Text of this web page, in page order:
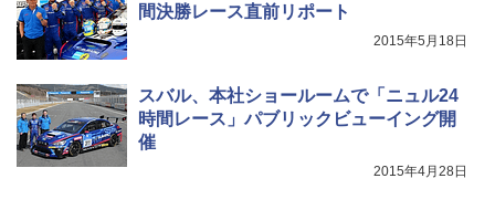
間決勝レース直前リポート
2015年5月18日
スバル、本社ショールームで「ニュル24
時間レース」パブリックビューイング開
催
2015年4月28日